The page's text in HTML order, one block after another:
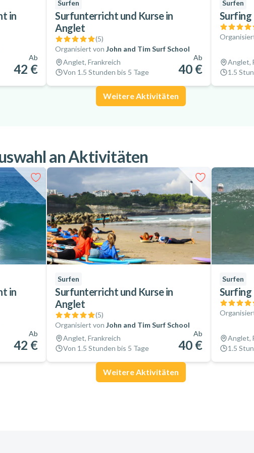
in
Ab
42 €
Surfen
Surfunterricht und Kurse in
Anglet
(5)
Organisiert von John and Tim Surf School
Anglet, Frankreich
Von 1.5 Stunden bis 5 Tage
Ab
40 €
Surfen
Surfing
Anglet,
1.5
Weitere Aktivitäten
an Aktivitäten
in
Ab
42 €
Surfen
Surfunterricht und Kurse in
Anglet
(5)
Organisiert von John and Tim Surf School
Anglet, Frankreich
Von 1.5 Stunden bis 5 Tage
Ab
40 €
Surfen
Surfing
Anglet,
1.5
Weitere Aktivitäten